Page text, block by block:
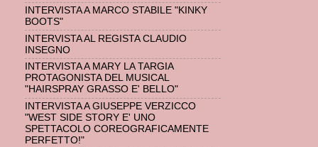
INTERVISTA A MARCO STABILE "KINKY
BOOTS"
INTERVISTA AL REGISTA CLAUDIO
INSEGNO
INTERVISTA A MARY LA TARGIA
PROTAGONISTA DEL MUSICAL
"HAIRSPRAY GRASSO E' BELLO"
INTERVISTA A GIUSEPPE VERZICCO
"WEST SIDE STORY E' UNO
SPETTACOLO COREOGRAFICAMENTE
PERFETTO!"